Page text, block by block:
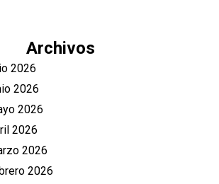
Archivos
2026
2026
2026
2026
2026
2026